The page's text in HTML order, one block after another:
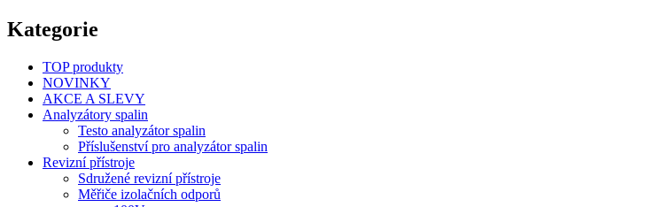
Kategorie
TOP produkty
NOVINKY
AKCE A SLEVY
Analyzátory spalin
Testo analyzátor spalin
Příslušenství pro analyzátor spalin
Revizní přístroje
Sdružené revizní přístroje
Měřiče izolačních odporů